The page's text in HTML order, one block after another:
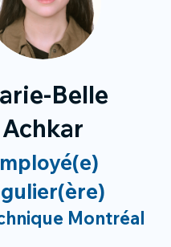
Belle
Achkar
Montréal